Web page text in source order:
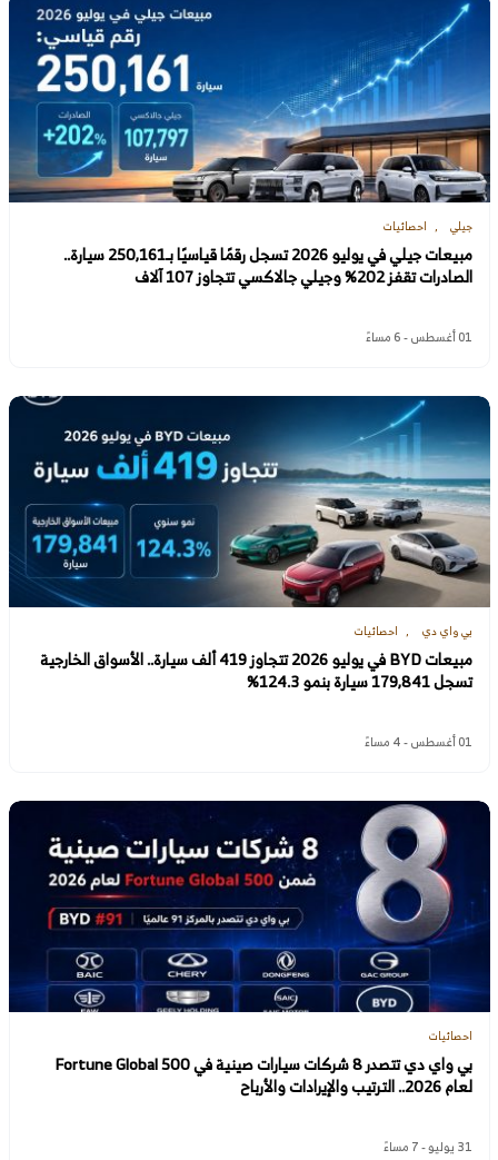
جيلي احصائيات
مبيعات جيلي في يوليو 2026 تسجل رقمًا قياسيًا بـ250,161 سيارة..
الصادرات تقفز 202% وجيلي جالاكسي تتجاوز 107 آلاف
01 أغسطس - 6 مساءً
بي واي دي احصائيات
مبيعات BYD في يوليو 2026 تتجاوز 419 ألف سيارة.. الأسواق الخارجية
تسجل 179,841 سيارة بنمو 124.3%
01 أغسطس - 4 مساءً
احصائيات
بي واي دي تتصدر 8 شركات سيارات صينية في Fortune Global 500
لعام 2026.. الترتيب والإيرادات والأرباح
31 يوليو - 7 مساءً